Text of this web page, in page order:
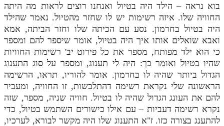
בוא נראה – הילד היה בטיול ואנחנו רוצים לראות מה היתה
החוויה שלו. איזה רשימות יש לו שחזר מהטיול. נאמר שהילד
היה בטיול בחרמון. נסע עם הכיתה שלו וחזר הביתה, אמא
ואבא שואלים אותו איך היה בטיול, אומר שיספר להם ומספר
כי הוא ילד מפותח, מספר את כל פירוט יב' רשימות החוויות
שהיו בטיול ואומר כך: היה לי תענוג, ומספר על סוג התענוג
הגדול ביותר שהיה לו בחרמון. אומר להוריו, תראו, הרשימה
הראשונה שלי נקראת רשימה דהתלבשות, זו החוויה, ומעביר
להם את העונג הגדול שהיה לו בטיול. חוויה שניה, מספר, שזה
נקרא רשימה דעביות – עם אילו כישורים השתמש בטיול, כדי
להתענג בצורה כזו. ז"א התענוג שלו היה מקשר לבורא, לערכיו,